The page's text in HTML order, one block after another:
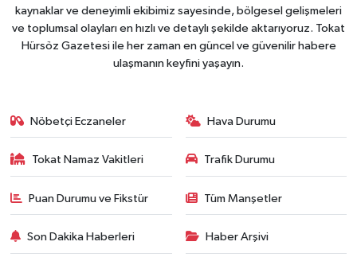
kaynaklar ve deneyimli ekibimiz sayesinde, bölgesel gelişmeleri
ve toplumsal olayları en hızlı ve detaylı şekilde aktarıyoruz. Tokat
Hürsöz Gazetesi ile her zaman en güncel ve güvenilir habere
ulaşmanın keyfini yaşayın.
Nöbetçi Eczaneler Hava Durumu
Tokat Namaz Vakitleri Trafik Durumu
Puan Durumu ve Fikstür Tüm Manşetler
Son Dakika Haberleri Haber Arşivi